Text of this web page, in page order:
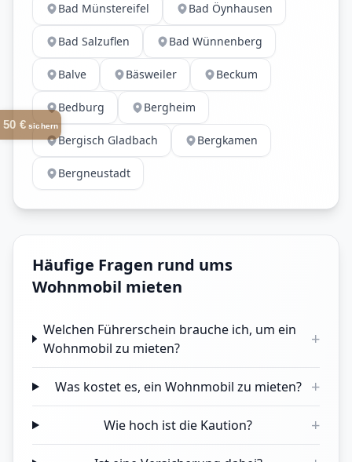
Bad Münstereifel Bad Öynhausen
Bad Salzuflen Bad Wünnenberg
Balve Bäsweiler Beckum
Bedburg Bergheim
Bergisch Gladbach Bergkamen
Bergneustadt
Häufige Fragen rund ums
Wohnmobil mieten
Welchen Führerschein brauche ich, um ein
Wohnmobil zu mieten?
+
Was kostet es, ein Wohnmobil zu mieten? +
Wie hoch ist die Kaution? +
50 €sichern